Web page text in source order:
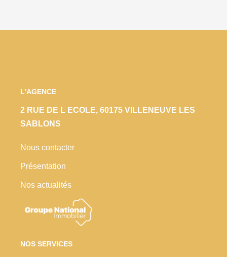
L'AGENCE
2 RUE DE L ECOLE, 60175 VILLENEUVE LES
SABLONS
Nous contacter
Présentation
Nos actualités
NOS SERVICES